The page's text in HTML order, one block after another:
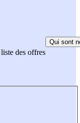
des offres
Qui sont